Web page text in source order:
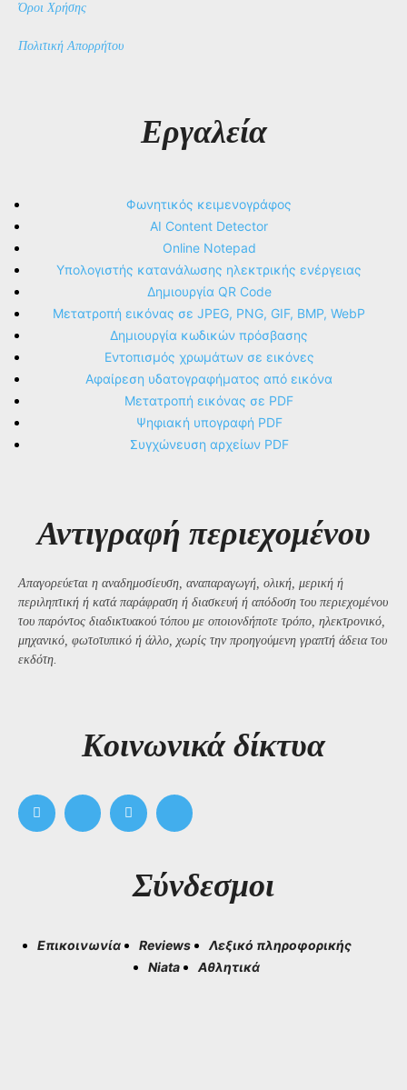
Όροι Χρήσης
Πολιτική Απορρήτου
Εργαλεία
Φωνητικός κειμενογράφος
AI Content Detector
Online Notepad
Υπολογιστής κατανάλωσης ηλεκτρικής ενέργειας
Δημιουργία QR Code
Μετατροπή εικόνας σε JPEG, PNG, GIF, BMP, WebP
Δημιουργία κωδικών πρόσβασης
Εντοπισμός χρωμάτων σε εικόνες
Αφαίρεση υδατογραφήματος από εικόνα
Μετατροπή εικόνας σε PDF
Ψηφιακή υπογραφή PDF
Συγχώνευση αρχείων PDF
Αντιγραφή περιεχομένου
Απαγορεύεται η αναδημοσίευση, αναπαραγωγή, ολική, μερική ή
περιληπτική ή κατά παράφραση ή διασκευή ή απόδοση του περιεχομένου
του παρόντος διαδικτυακού τόπου με οποιονδήποτε τρόπο, ηλεκτρονικό,
μηχανικό, φωτοτυπικό ή άλλο, χωρίς την προηγούμενη γραπτή άδεια του
εκδότη.
Kοινωνικά δίκτυα
Σύνδεσμοι
Επικοινωνία Reviews
Λεξικό πληροφορικής
Niata
Αθλητικά